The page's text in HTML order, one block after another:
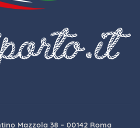
Mazzola 38 – 00142 Roma